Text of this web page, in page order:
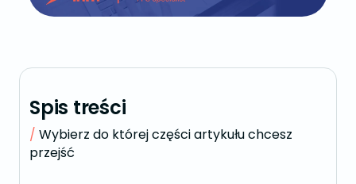
Spis treści
Wybierz do której części artykułu chcesz
przejść